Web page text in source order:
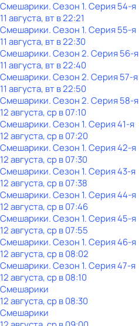
Смешарики. Сезон 1. Серия 54-я
11 августа, вт в 22:21
Смешарики. Сезон 1. Серия 55-я
11 августа, вт в 22:30
Смешарики. Сезон 2. Серия 56-я
11 августа, вт в 22:40
Смешарики. Сезон 2. Серия 57-я
11 августа, вт в 22:50
Смешарики. Сезон 2. Серия 58-я
12 августа, ср в 07:10
Смешарики. Сезон 1. Серия 41-я
12 августа, ср в 07:20
Смешарики. Сезон 1. Серия 42-я
12 августа, ср в 07:30
Смешарики. Сезон 1. Серия 43-я
12 августа, ср в 07:38
Смешарики. Сезон 1. Серия 44-я
12 августа, ср в 07:46
Смешарики. Сезон 1. Серия 45-я
12 августа, ср в 07:55
Смешарики. Сезон 1. Серия 46-я
12 августа, ср в 08:02
Смешарики. Сезон 1. Серия 47-я
12 августа, ср в 08:10
Смешарики
12 августа, ср в 08:30
Смешарики